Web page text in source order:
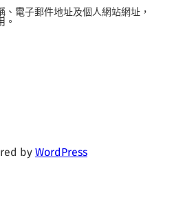
、電子郵件地址及個人網站網址，
。
by WordPress